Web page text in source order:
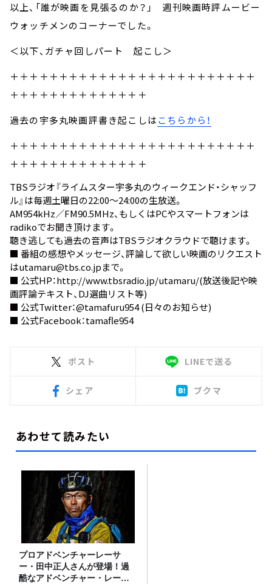
以上、「誰が映画を見張るのか？」 週刊映画時評ムービー
ウォッチメンのコーナーでした。
＜以下、ガチャ回しパート 起こし＞
＋＋＋＋＋＋＋＋＋＋＋＋＋＋＋＋＋＋＋＋＋＋＋＋＋
＋＋＋＋＋＋＋＋＋＋＋＋＋＋
過去の宇多丸映画評書き起こしはこちらから！
＋＋＋＋＋＋＋＋＋＋＋＋＋＋＋＋＋＋＋＋＋＋＋＋＋
＋＋＋＋＋＋＋＋＋＋＋＋＋＋
TBSラジオ『ライムスター宇多丸のウィークエンド・シャッフ
ル』は毎週土曜日の22:00～24:00の生放送。
AM954kHz／FM90.5MHz、もしくはPCやスマートフォンは
radikoでお聞き頂けます。
聴き逃しても過去の音声はTBSラジオクラウドで聴けます。
■ 番組の感想やメッセージ、評論して欲しい映画のリクエスト
はutamaru@tbs.co.jpまで。
■ 公式HP：http://www.tbsradio.jp/utamaru/(放送後記や映
画評論テキスト、DJ選曲リスト等)
■ 公式Twitter：@tamafuru954(日々のお知らせ)
■ 公式Facebook：tamafle954
ポスト LINEで送る
シェア ブクマ
あわせて読みたい
プロアドベンチャーレーサ
ー・田中正人さんが登場！過
酷なアドベンチャー・レース